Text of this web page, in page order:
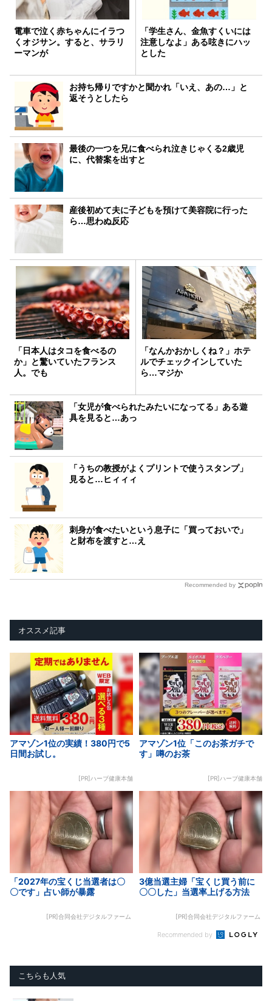
電車で泣く赤ちゃんにイラつ
くオジサン。すると、サラリ
ーマンが
「学生さん、金魚すくいには
注意しなよ」ある呟きにハッ
とした
お持ち帰りですかと聞かれ「いえ、あの…」と
返そうとしたら
最後の一つを兄に食べられ泣きじゃくる2歳児
に、代替案を出すと
産後初めて夫に子どもを預けて美容院に行った
ら…思わぬ反応
「日本人はタコを食べるの
か」と驚いていたフランス
人。でも
「なんかおかしくね？」ホテ
ルでチェックインしていた
ら…マジか
「女児が食べられたみたいになってる」ある遊
具を見ると…あっ
「うちの教授がよくプリントで使うスタンプ」
見ると…ヒィィィ
刺身が食べたいという息子に「買っておいで」
と財布を渡すと…え
Recommended by
オススメ記事
アマゾン1位の実績！380円で5
日間お試し。
[PR]ハーブ健康本舗
アマゾン1位「このお茶ガチで
す」噂のお茶
[PR]ハーブ健康本舗
「2027年の宝くじ当選者は〇
〇です」占い師が暴露
[PR]合同会社デジタルファーム
3億当選主婦「宝くじ買う前に
〇〇した」当選率上げる方法
[PR]合同会社デジタルファーム
Recommended by
こちらも人気